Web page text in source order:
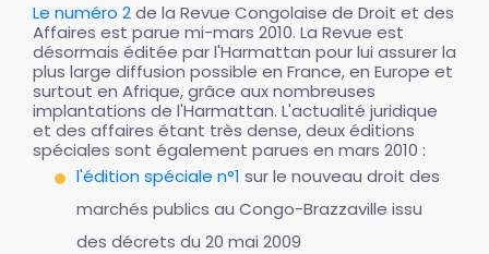
Le numéro 2de la Revue Congolaise de Droit et des
Affaires est parue mi-mars 2010. La Revue est
désormais éditée par l'Harmattan pour lui assurer la
plus large diffusion possible en France, en Europe et
surtout en Afrique, grâce aux nombreuses
implantations de l'Harmattan. L'actualité juridique
et des affaires étant très dense, deux éditions
spéciales sont également parues en mars 2010 :
l'édition spéciale n°1 sur le nouveau droit des
marchés publics au Congo-Brazzaville issu
des décrets du 20 mai 2009